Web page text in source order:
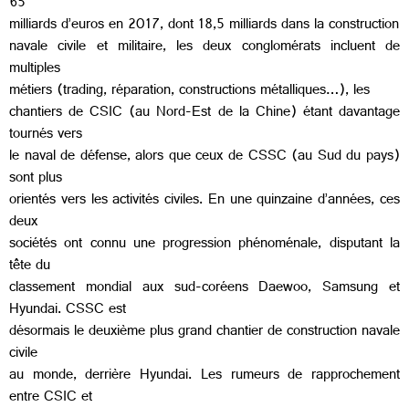
milliards d’euros en 2017, dont 18,5 milliards dans la construction
navale civile et militaire, les deux conglomérats incluent de
multiples
métiers (trading, réparation, constructions métalliques…), les
chantiers de CSIC (au Nord-Est de la Chine) étant davantage
tournés vers
le naval de défense, alors que ceux de CSSC (au Sud du pays)
sont plus
orientés vers les activités civiles. En une quinzaine d’années, ces
deux
sociétés ont connu une progression phénoménale, disputant la
tête du
classement mondial aux sud-coréens Daewoo, Samsung et
Hyundai. CSSC est
désormais le deuxième plus grand chantier de construction navale
civile
au monde, derrière Hyundai. Les rumeurs de rapprochement
entre CSIC et